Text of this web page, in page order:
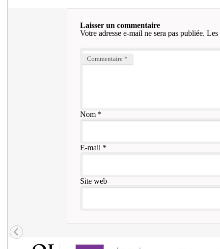
Laisser un commentaire
Votre adresse e-mail ne sera pas publiée. Les
Commentaire *
Nom*
E-mail *
Site web